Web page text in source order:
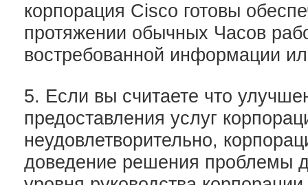
корпорация Cisco готовы
протяжении обычных Часов
востребованной информации
5. Если вы считаете что
предоставления услуг
неудовлетворительно,
доведение решения проблемы